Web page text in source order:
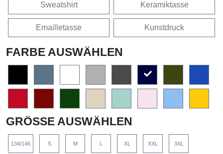
Sweatshirt Keramiktasse
Emailletasse Kunstdruck
FARBE AUSWÄHLEN
GRÖSSE AUSWÄHLEN
134/146 S M XL XXL 3XL